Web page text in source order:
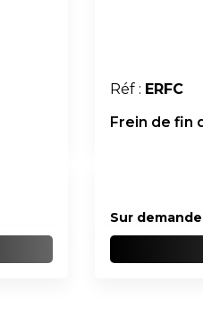
Réf : ERFC
Frein de fin
Sur demande